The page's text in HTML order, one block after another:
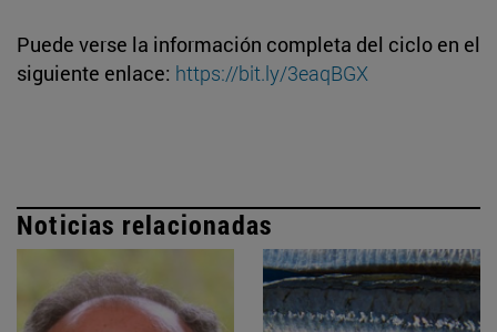
Puede verse la información completa del ciclo en el
siguiente enlace: https://bit.ly/3eaqBGX
Noticias relacionadas